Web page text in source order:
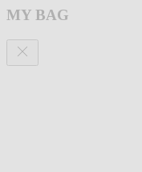
MY BAG